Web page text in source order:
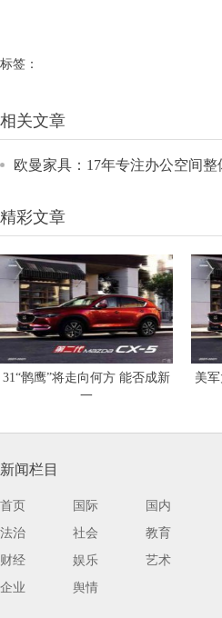
标签：
相关文章
欧曼家具：17年专注办公空间整
精彩文章
31“鹘鹰”将走向何方 能否成新
一
美
新闻栏目
首页 国际
国内
法治
社会
教育
财经
娱乐
艺术
企业
舆情